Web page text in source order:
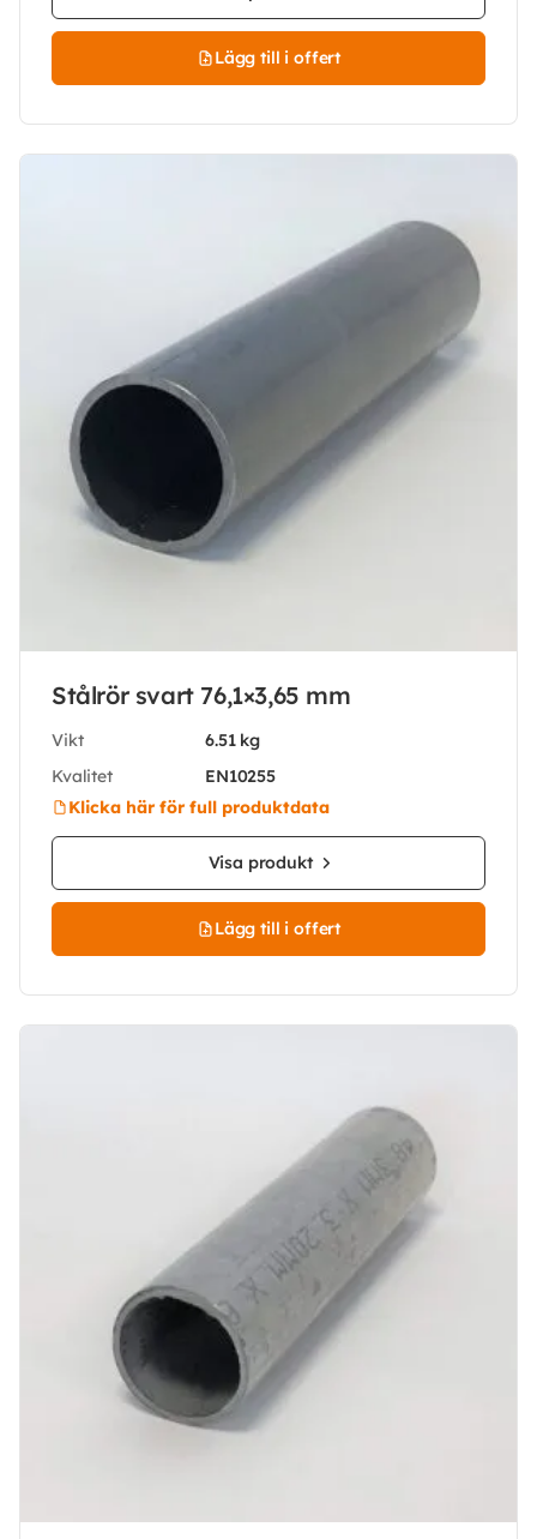
Lägg till i offert
Stålrör svart 76,1×3,65 mm
Vikt
6.51 kg
Kvalitet
EN10255
Klicka här för full produktdata
Visa produkt
Lägg till i offert